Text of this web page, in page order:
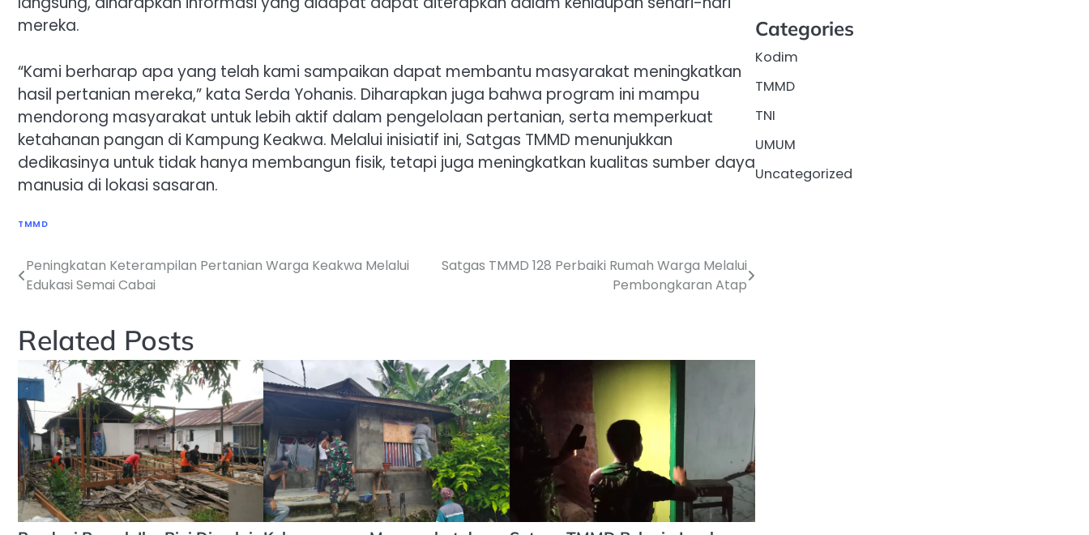
mereka.
“Kami berharap apa yang telah kami sampaikan dapat membantu masyarakat meningkatkan
hasil pertanian mereka,” kata Serda Yohanis. Diharapkan juga bahwa program ini mampu
mendorong masyarakat untuk lebih aktif dalam pengelolaan pertanian, serta memperkuat
ketahanan pangan di Kampung Keakwa. Melalui inisiatif ini, Satgas TMMD menunjukkan
dedikasinya untuk tidak hanya membangun fisik, tetapi juga meningkatkan kualitas sumber daya
manusia di lokasi sasaran.
TMMD
Navigasi
Peningkatan Keterampilan Pertanian Warga Keakwa Melalui
Edukasi Semai Cabai
Satgas TMMD 128 Perbaiki Rumah Warga Melalui
Pembongkaran Atap
Related Posts
Categories
Kodim
TMMD
TNI
UMUM
Uncategorized